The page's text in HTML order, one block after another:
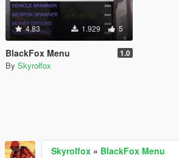
4.83 1.929 5
BlackFox Menu 1.0
By Skyrolfox
Skyrolfox » BlackFox Menu